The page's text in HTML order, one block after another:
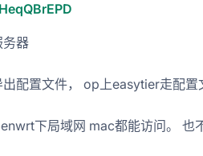
器
配置文件， op上easytier走配置
下局域网 mac都能访问。 也